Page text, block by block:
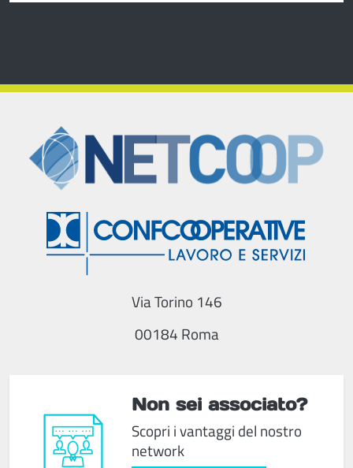
congiunturali (PREVISIONI GIUGNO-
- Giugno 2023 a cura di Fondo Sviluppo.
Non sei associato?
Scopri i vantaggi del nostro
network
Via Torino 146
00184 Roma